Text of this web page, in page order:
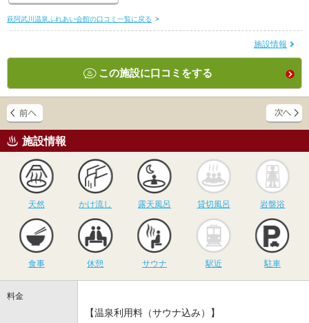
萩阿武川温泉ふれあい会館の口コミ一覧に戻る >
施設情報
この施設に口コミをする
施設情報
天然
かけ流し
かけ流し
露天風呂
露天風呂
貸切風呂
貸切風呂 岩盤浴
食事 休憩
サウナ
サウナ 駅近 駐車
料金
【温泉利用料（サウナ込み）】